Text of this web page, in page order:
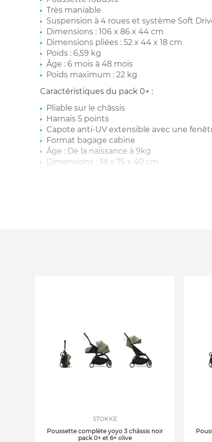
Très maniable
Suspension à 4 roues et système Soft
Dimensions : 106 x 86 x 44 cm
Dimensions pliées : 52 x 44 x 18 cm
Poids : 6,59 kg
Âge : 6 mois à 48 mois
Poids maximum : 22 kg
Caractéristiques du pack 0+ :
Pliable sur le châssis
Harnais 5 points
Capote anti-UV extensible avec une
Format bagage cabine
Âge : De la naissance à 9kg
Dimensions : 38 x 75 x 40 cm
STOKKE
Poussette complète yoyo 3 châssis noir
pack 0+ et 6+ olive